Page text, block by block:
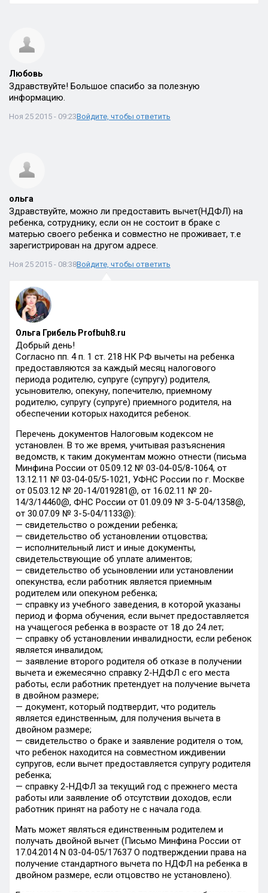
Любовь
Здравствуйте! Большое спасибо за полезную
информацию.
Ноя 25 2015 - 09:23Войдите, чтобы ответить
ольга
Здравствуйте, можно ли предоставить вычет(НДФЛ) на
ребенка, сотруднику, если он не состоит в браке с
матерью своего ребенка и совместно не проживает, т.е
зарегистрирован на другом адресе.
Ноя 25 2015 - 08:38Войдите, чтобы ответить
Ольга Грибель Profbuh8.ru
Добрый день!
Согласно пп. 4 п. 1 ст. 218 НК РФ вычеты на ребенка
предоставляются за каждый месяц налогового
периода родителю, супруге (супругу) родителя,
усыновителю, опекуну, попечителю, приемному
родителю, супругу (супруге) приемного родителя, на
обеспечении которых находится ребенок.
Перечень документов Налоговым кодексом не
установлен. В то же время, учитывая разъяснения
ведомств, к таким документам можно отнести (письма
Минфина России от 05.09.12 № 03-04-05/8-1064, от
13.12.11 № 03-04-05/5-1021, УФНС России по г. Москве
от 05.03.12 № 20-14/019281@, от 16.02.11 № 20-
14/3/14460@, ФНС России от 01.09.09 № 3-5-04/1358@,
от 30.07.09 № 3-5-04/1133@):
— свидетельство о рождении ребенка;
— свидетельство об установлении отцовства;
— исполнительный лист и иные документы,
свидетельствующие об уплате алиментов;
— свидетельство об усыновлении или установлении
опекунства, если работник является приемным
родителем или опекуном ребенка;
— справку из учебного заведения, в которой указаны
период и форма обучения, если вычет предоставляется
на учащегося ребенка в возрасте от 18 до 24 лет;
— справку об установлении инвалидности, если ребенок
является инвалидом;
— заявление второго родителя об отказе в получении
вычета и ежемесячно справку 2-НДФЛ с его места
работы, если работник претендует на получение вычета
в двойном размере;
— документ, который подтвердит, что родитель
является единственным, для получения вычета в
двойном размере;
— свидетельство о браке и заявление родителя о том,
что ребенок находится на совместном иждивении
супругов, если вычет предоставляется супругу родителя
ребенка;
— справку 2-НДФЛ за текущий год с прежнего места
работы или заявление об отсутствии доходов, если
работник принят на работу не с начала года.
Мать может являться единственным родителем и
получать двойной вычет (Письмо Минфина России от
17.04.2014 N 03-04-05/17637 О подтверждении права на
получение стандартного вычета по НДФЛ на ребенка в
двойном размере, если отцовство не установлено).